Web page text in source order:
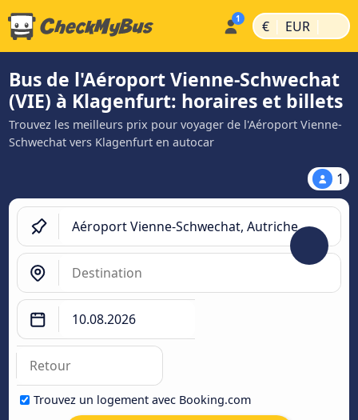
€ | EUR |
Bus de l'Aéroport Vienne-Schwechat
(VIE) à Klagenfurt: horaires et billets
Trouvez les meilleurs prix pour voyager de l'Aéroport Vienne-
Schwechat vers Klagenfurt en autocar
1
Trouvez un logement avec Booking.com